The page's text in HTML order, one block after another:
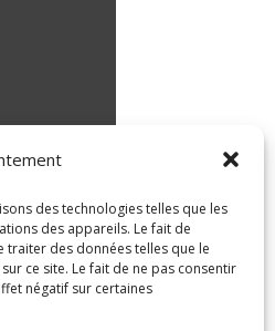
des technologies telles que les
des appareils. Le fait de
traiter des données telles que le
ce site. Le fait de ne pas consentir
négatif sur certaines